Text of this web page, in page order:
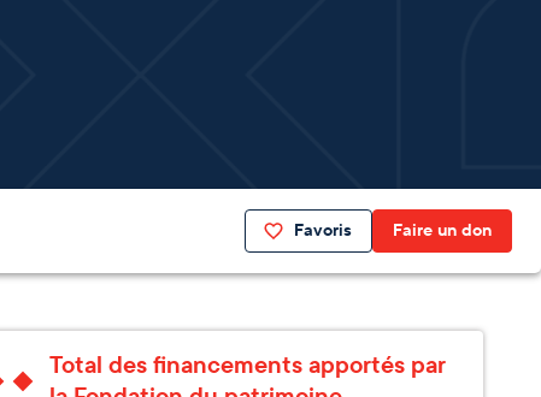
Favoris Faire un don
Total des financements apportés par